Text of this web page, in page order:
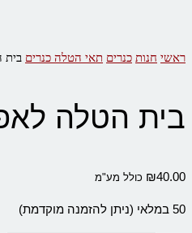
ראשי חנות כנרים תאי הטלה כנרים בית
בית הטלה
₪40.00 כולל מע"מ
50 במלאי (ניתן להזמנה מוקדמת)